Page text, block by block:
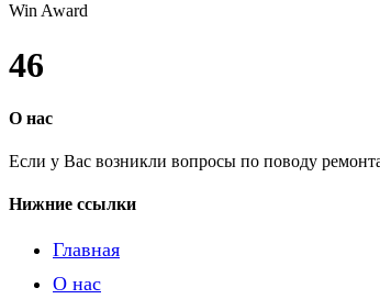
Win Award
46
О нас
Если у Вас возникли вопросы по поводу
Нижние ссылки
Главная
О нас